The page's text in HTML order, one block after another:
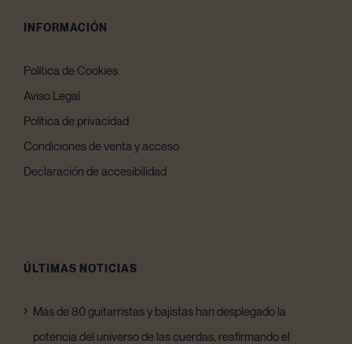
INFORMACIÓN
Política de Cookies
Aviso Legal
Política de privacidad
Condiciones de venta y acceso
Declaración de accesibilidad
ÚLTIMAS NOTICIAS
Más de 80 guitarristas y bajistas han desplegado la
potencia del universo de las cuerdas, reafirmando el